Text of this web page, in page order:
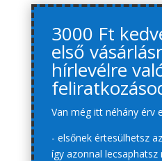
3000 Ft
első
hírlevélre
Van még itt néhány érv
- elsőnek értesülhetsz
így azonnal lecsaphatsz